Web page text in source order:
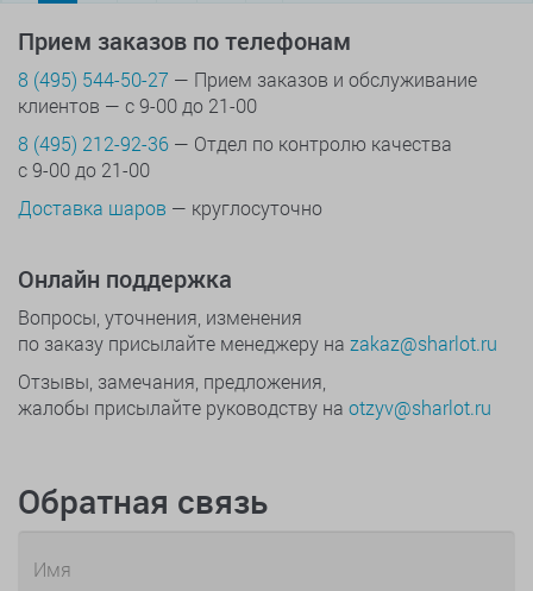
Прием заказов по телефонам
8 (495) 544-50-27 — Прием заказов и обслуживание
клиентов — с 9-00 до 21-00
8 (495) 212-92-36 — Отдел по контролю качества
с 9-00 до 21-00
Доставка шаров — круглосуточно
Онлайн поддержка
Вопросы, уточнения, изменения
по заказу присылайте менеджеру на zakaz@sharlot.ru
Отзывы, замечания, предложения,
жалобы присылайте руководству на otzyv@sharlot.ru
Обратная связь